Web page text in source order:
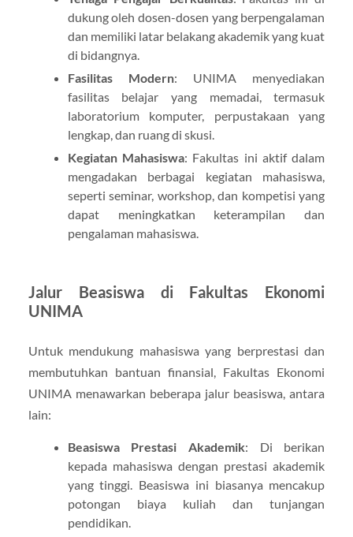
dukung oleh dosen-dosen yang berpengalaman
dan memiliki latar belakang akademik yang kuat
di bidangnya.
Fasilitas Modern: UNIMA menyediakan
fasilitas belajar yang memadai, termasuk
laboratorium komputer, perpustakaan yang
lengkap, dan ruang di skusi.
Kegiatan Mahasiswa: Fakultas ini aktif dalam
mengadakan berbagai kegiatan mahasiswa,
seperti seminar, workshop, dan kompetisi yang
dapat meningkatkan keterampilan dan
pengalaman mahasiswa.
Jalur Beasiswa di Fakultas Ekonomi
UNIMA
Untuk mendukung mahasiswa yang berprestasi dan
membutuhkan bantuan finansial, Fakultas Ekonomi
UNIMA menawarkan beberapa jalur beasiswa, antara
lain:
Beasiswa Prestasi Akademik: Di berikan
kepada mahasiswa dengan prestasi akademik
yang tinggi. Beasiswa ini biasanya mencakup
potongan biaya kuliah dan tunjangan
pendidikan.